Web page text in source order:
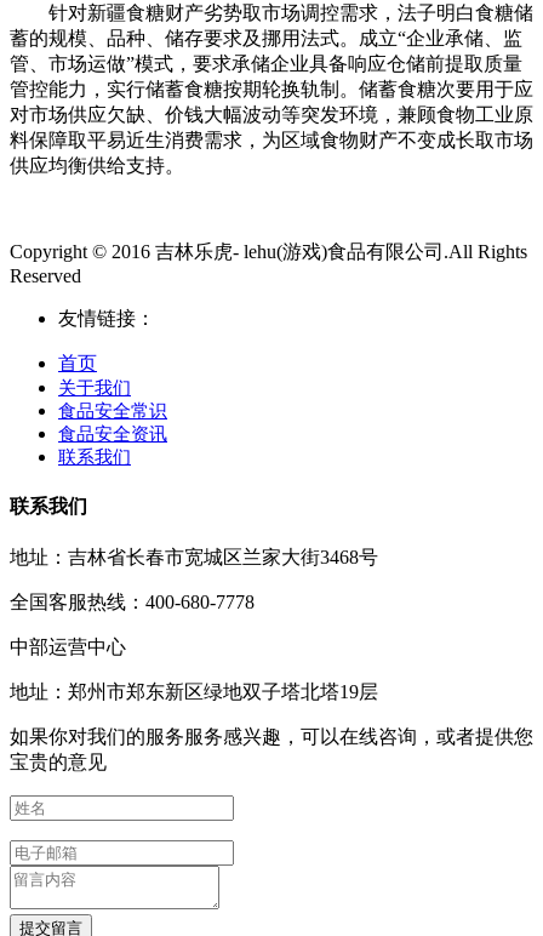
针对新疆食糖财产劣势取市场调控需求，法子明白食糖储
蓄的规模、品种、储存要求及挪用法式。成立“企业承储、监
管、市场运做”模式，要求承储企业具备响应仓储前提取质量
管控能力，实行储蓄食糖按期轮换轨制。储蓄食糖次要用于应
对市场供应欠缺、价钱大幅波动等突发环境，兼顾食物工业原
料保障取平易近生消费需求，为区域食物财产不变成长取市场
供应均衡供给支持。
Copyright © 2016 吉林乐虎- lehu(游戏)食品有限公司.All Rights
Reserved
友情链接：
首页
关于我们
食品安全常识
食品安全资讯
联系我们
联系我们
地址：吉林省长春市宽城区兰家大街3468号
全国客服热线：400-680-7778
中部运营中心
地址：郑州市郑东新区绿地双子塔北塔19层
如果你对我们的服务服务感兴趣，可以在线咨询，或者提供您
宝贵的意见
提交留言